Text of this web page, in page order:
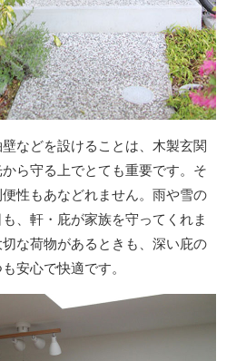
などを設けることは、木製玄関
ら守る上でとても重要です。そ
性もあなどれません。雨や雪の
、軒・庇が家族を守ってくれま
な荷物があるときも、深い庇の
安心で快適です。